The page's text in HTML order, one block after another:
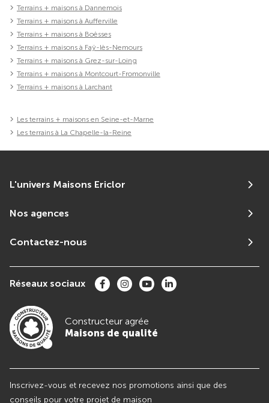
Terrains + maisons à Dannemois
Terrains + maisons à Aufferville
Terrains + maisons à Boësses
Terrains + maisons à Faÿ-lès-Nemours
Terrains + maisons à Grez-sur-Loing
Terrains + maisons à Montcourt-Fromonville
Terrains + maisons à Larchant
Les terrains + maisons en Seine-et-Marne
Les terrains à La Chapelle-la-Reine
L'univers Maisons Ericlor
Nos agences
Contactez-nous
Réseaux sociaux
Constructeur agrée
Maisons de qualité
Inscrivez-vous et recevez nos promotions ainsi que des
conseils pour votre projet de maison